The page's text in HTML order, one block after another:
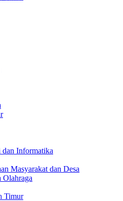
Informatika
Masyarakat dan Desa
Olahraga
Timur